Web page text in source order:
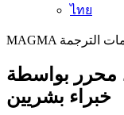
ไทย
MAGMA الترجمة
محرر بواسطة
خبراء بشريين